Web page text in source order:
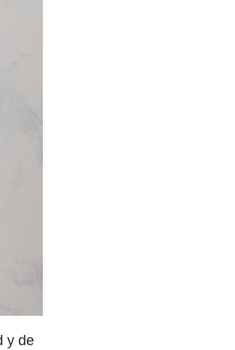
y de